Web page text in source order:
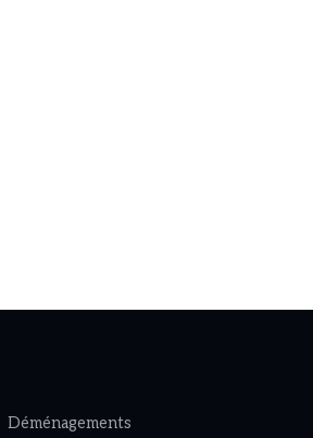
Déménagements